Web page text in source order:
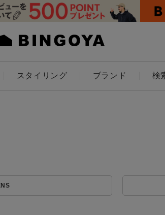
スタイリング ブランド 検
アイテムを探す
価格